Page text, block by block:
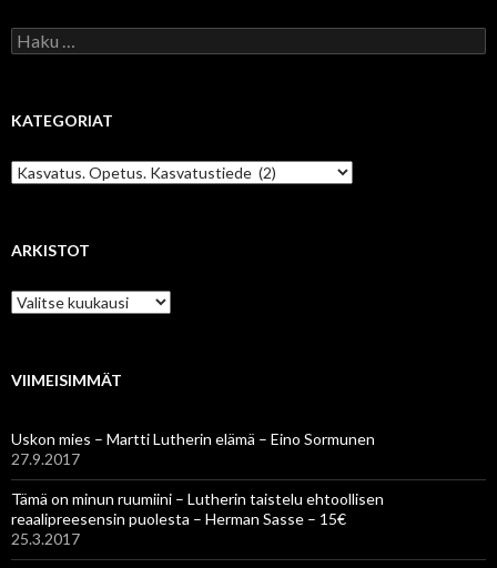
Haku:
KATEGORIAT
Kategoriat
ARKISTOT
Arkistot
VIIMEISIMMÄT
Uskon mies – Martti Lutherin elämä – Eino Sormunen
27.9.2017
Tämä on minun ruumiini – Lutherin taistelu ehtoollisen
reaalipreesensin puolesta – Herman Sasse – 15€
25.3.2017